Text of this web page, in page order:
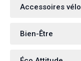
Accessoires vélo
Bien-Être